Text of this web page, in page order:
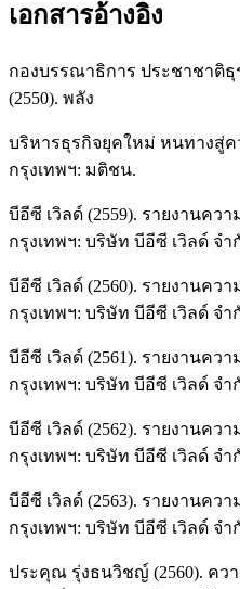
เอกสารอ้างอิง
กองบรรณาธิการ ประชาชาติ
(2550). พลัง
บริหารธุรกิจยุคใหม่ หนทางสู่
กรุงเทพฯ: มติชน.
บีอีซี เวิลด์ (2559). รายงานคว
กรุงเทพฯ: บริษัท บีอีซี เวิลด์ จ
บีอีซี เวิลด์ (2560). รายงานคว
กรุงเทพฯ: บริษัท บีอีซี เวิลด์ จ
บีอีซี เวิลด์ (2561). รายงานคว
กรุงเทพฯ: บริษัท บีอีซี เวิลด์ จ
บีอีซี เวิลด์ (2562). รายงานคว
กรุงเทพฯ: บริษัท บีอีซี เวิลด์ จ
บีอีซี เวิลด์ (2563). รายงานคว
กรุงเทพฯ: บริษัท บีอีซี เวิลด์ จ
ประคุณ รุ่งธนวิชญ์ (2560). คว